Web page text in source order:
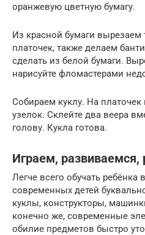
оранжевую цветную бумагу.
Из красной бумаги вырезаем
платочек, также делаем
сделать из белой бумаги.
нарисуйте фломастерами
Собираем куклу. На платочек
узелок. Склейте два веера
голову. Кукла готова.
Играем, развиваемся,
Легче всего обучать
современных детей
куклы, конструкторы,
конечно же, современные
обилие предметов быстро